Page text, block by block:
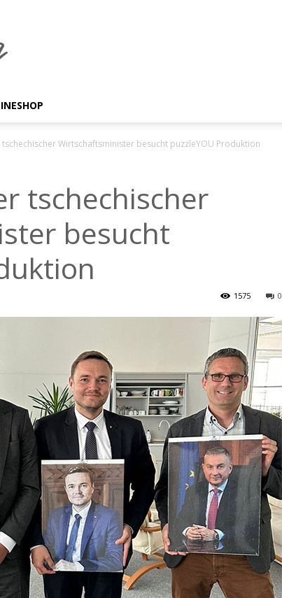
Wirtschaftsminister besucht puzzleYOU Produktion
tschechischer
besucht
0
1575